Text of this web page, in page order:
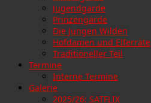
Jugendgarde
Prinzengarde
Die Jungen Wilden
Hofdamen und Elferräte
Traditioneller Teil
Termine
Interne Termine
Galerie
2025/26: SATFLIX